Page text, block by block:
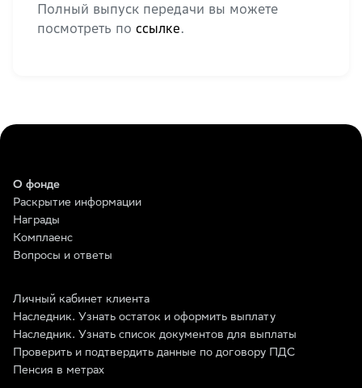
Полный выпуск передачи вы можете
посмотреть по ссылке.
О фонде
Раскрытие информации
Награды
Комплаенс
Вопросы и ответы
Личный кабинет клиента
Наследник. Узнать остаток и оформить выплату
Наследник. Узнать список документов для выплаты
Проверить и подтвердить данные по договору ПДС
Пенсия в метрах